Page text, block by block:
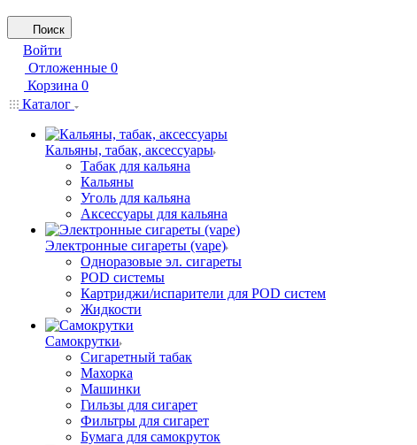
Поиск
Войти
Отложенные 0
Корзина 0
Каталог
Кальяны, табак, аксессуары
Табак для кальяна
Кальяны
Уголь для кальяна
Аксессуары для кальяна
Электронные сигареты (vape)
Одноразовые эл. сигареты
POD системы
Картриджи/испарители для POD систем
Жидкости
Самокрутки
Сигаретный табак
Махорка
Машинки
Гильзы для сигарет
Фильтры для сигарет
Бумага для самокруток